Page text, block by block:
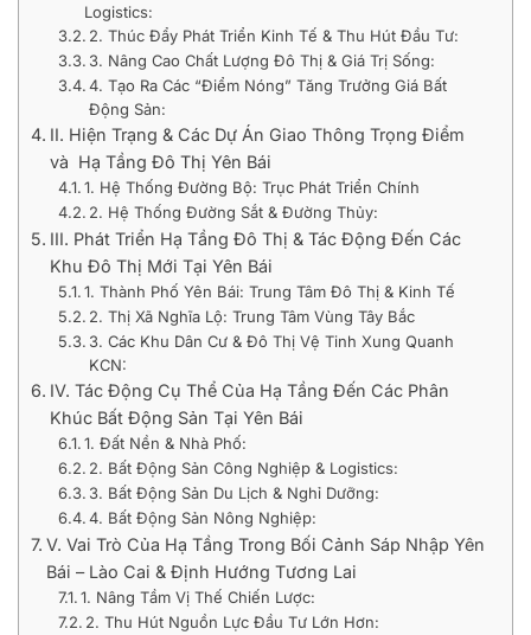
Logistics:
2. Thúc Đẩy Phát Triển Kinh Tế & Thu Hút Đầu Tư:
3. Nâng Cao Chất Lượng Đô Thị & Giá Trị Sống:
4. Tạo Ra Các “Điểm Nóng” Tăng Trưởng Giá Bất
Động Sản:
II. Hiện Trạng & Các Dự Án Giao Thông Trọng Điểm
và Hạ Tầng Đô Thị Yên Bái
1. Hệ Thống Đường Bộ: Trục Phát Triển Chính
2. Hệ Thống Đường Sắt & Đường Thủy:
III. Phát Triển Hạ Tầng Đô Thị & Tác Động Đến Các
Khu Đô Thị Mới Tại Yên Bái
1. Thành Phố Yên Bái: Trung Tâm Đô Thị & Kinh Tế
2. Thị Xã Nghĩa Lộ: Trung Tâm Vùng Tây Bắc
3. Các Khu Dân Cư & Đô Thị Vệ Tinh Xung Quanh
KCN:
IV. Tác Động Cụ Thể Của Hạ Tầng Đến Các Phân
Khúc Bất Động Sản Tại Yên Bái
1. Đất Nền & Nhà Phố:
2. Bất Động Sản Công Nghiệp & Logistics:
3. Bất Động Sản Du Lịch & Nghỉ Dưỡng:
4. Bất Động Sản Nông Nghiệp:
V. Vai Trò Của Hạ Tầng Trong Bối Cảnh Sáp Nhập Yên
Bái – Lào Cai & Định Hướng Tương Lai
1. Nâng Tầm Vị Thế Chiến Lược:
2. Thu Hút Nguồn Lực Đầu Tư Lớn Hơn: